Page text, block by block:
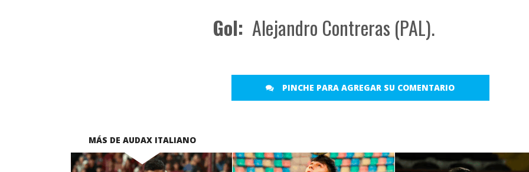
Gol: Alejandro Contreras (PAL).
PINCHE PARA AGREGAR SU COMENTARIO
MÁS DE AUDAX ITALIANO